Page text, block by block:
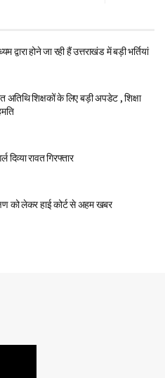
होने जा रही हैं उत्तराखंड में बड़ी भर्तियां
शिक्षकों के लिए बड़ी अपडेट , शिक्षा
दिव्या रावत गिरफ्तार
को लेकर हाई कोर्ट से अहम खबर